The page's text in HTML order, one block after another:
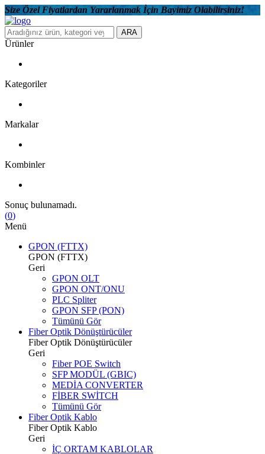
Size Özel Fiyatlardan Yararlanmak İçin Bayimiz Olabilirsiniz!
ARA
Ürünler
Kategoriler
Markalar
Kombinler
Sonuç bulunamadı.
(0)
Menü
GPON (FTTX)
GPON (FTTX)
Geri
GPON OLT
GPON ONT/ONU
PLC Spliter
GPON SFP (PON)
Tümünü Gör
Fiber Optik Dönüştürücüler
Fiber Optik Dönüştürücüler
Geri
Fiber POE Switch
SFP MODÜL (GBIC)
MEDİA CONVERTER
FİBER SWİTCH
Tümünü Gör
Fiber Optik Kablo
Fiber Optik Kablo
Geri
İÇ ORTAM KABLOLAR